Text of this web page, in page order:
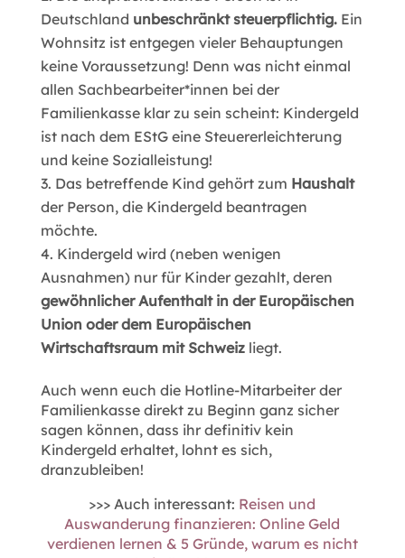
Deutschland unbeschränkt steuerpflichtig.Ein
Wohnsitz ist entgegen vieler Behauptungen
keine Voraussetzung! Denn was nicht einmal
allen Sachbearbeiter*innen bei der
Familienkasse klar zu sein scheint: Kindergeld
ist nach dem EStG eine Steuererleichterung
und keine Sozialleistung!
Das betreffende Kind gehört zum Haushalt
der Person, die Kindergeld beantragen
möchte.
Kindergeld wird (neben wenigen
Ausnahmen) nur für Kinder gezahlt, deren
gewöhnlicher Aufenthalt in der Europäischen
Union oder dem Europäischen
Wirtschaftsraum mit Schweizliegt.
Auch wenn euch die Hotline-Mitarbeiter der
Familienkasse direkt zu Beginn ganz sicher
sagen können, dass ihr definitiv kein
Kindergeld erhaltet, lohnt es sich,
dranzubleiben!
>>> Auch interessant: Reisen und
Auswanderung finanzieren: Online Geld
verdienen lernen & 5 Gründe, warum es nicht